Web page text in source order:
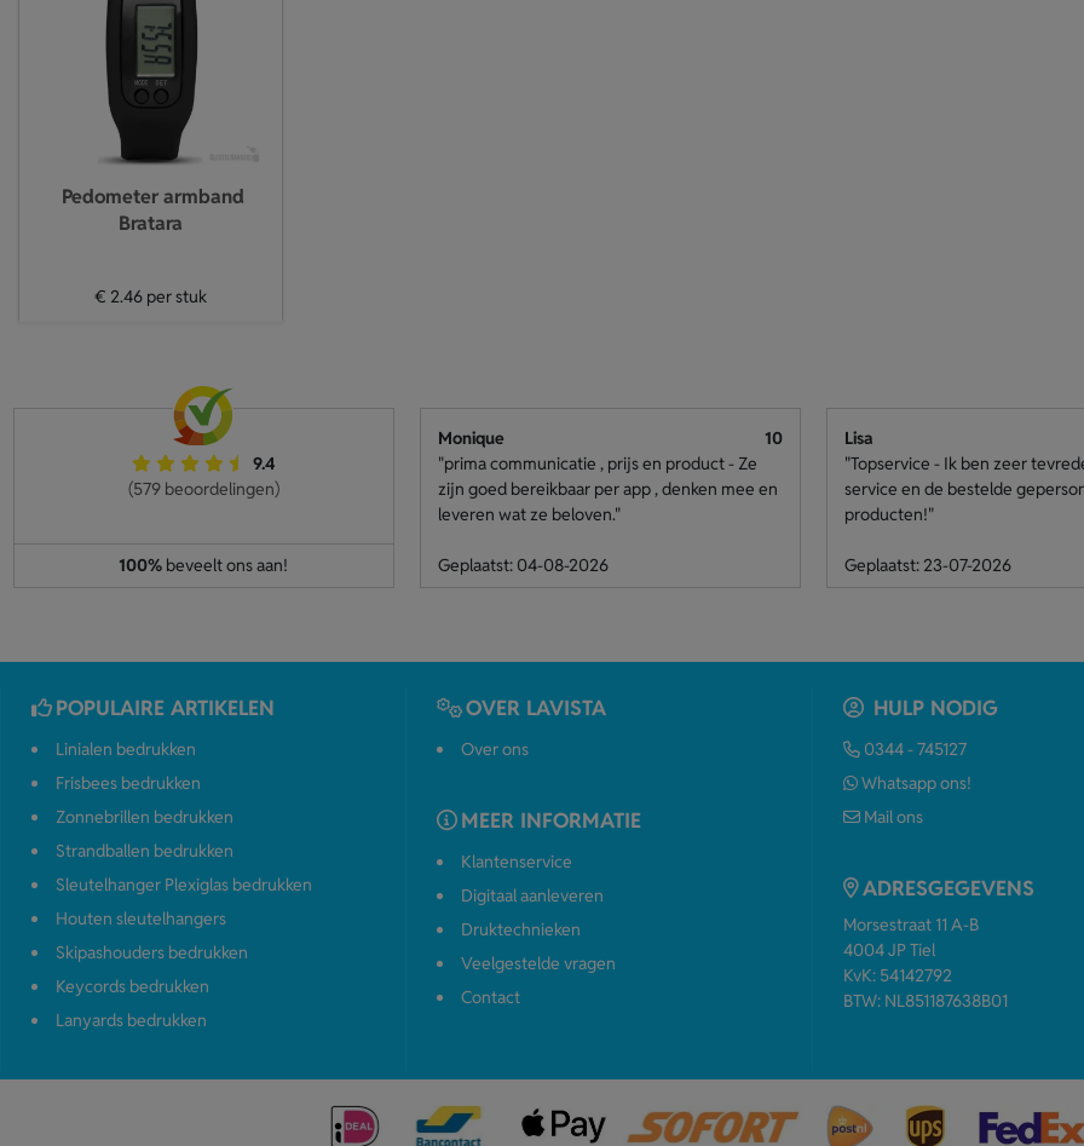
Pedometer armband
Bratara
€ 2.46 per stuk
9.4
(579 beoordelingen)
100% beveelt ons aan!
Monique
10
"prima communicatie , prijs en product - Ze
zijn goed bereikbaar per app , denken mee en
leveren wat ze beloven."
Geplaatst: 04-08-2026
Lisa
"Topservice - Ik ben zeer
service en de bestelde
producten!"
Geplaatst: 23-07-2026
POPULAIRE ARTIKELEN
Linialen bedrukken
Frisbees bedrukken
Zonnebrillen bedrukken
Strandballen bedrukken
Sleutelhanger Plexiglas bedrukken
Houten sleutelhangers
Skipashouders bedrukken
Keycords bedrukken
Lanyards bedrukken
OVER LAVISTA
Over ons
MEER INFORMATIE
Klantenservice
Digitaal aanleveren
Druktechnieken
Veelgestelde vragen
Contact
HULP NODIG
0344 - 745127
Whatsapp ons!
Mail ons
ADRESGEGEVENS
Morsestraat 11 A-B
4004 JP Tiel
KvK: 54142792
BTW: NL851187638B01